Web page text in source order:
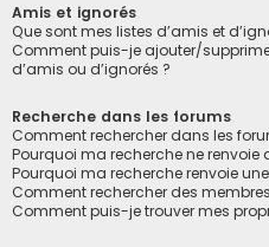
Amis et ignorés
Que sont mes listes d’amis et
Comment puis-je ajouter/
d’amis ou d’ignorés ?
Recherche dans les forums
Comment rechercher dans les
Pourquoi ma recherche ne renvoie
Pourquoi ma recherche renvoie
Comment rechercher des
Comment puis-je trouver mes